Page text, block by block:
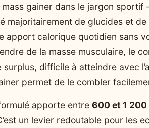
gainer dans le jargon sportif
majoritairement de glucides et
apport calorique quotidien sans
de la masse musculaire, le
surplus, difficile à atteindre avec
permet de le combler
apporte entre 600 et 1
un levier redoutable pour les